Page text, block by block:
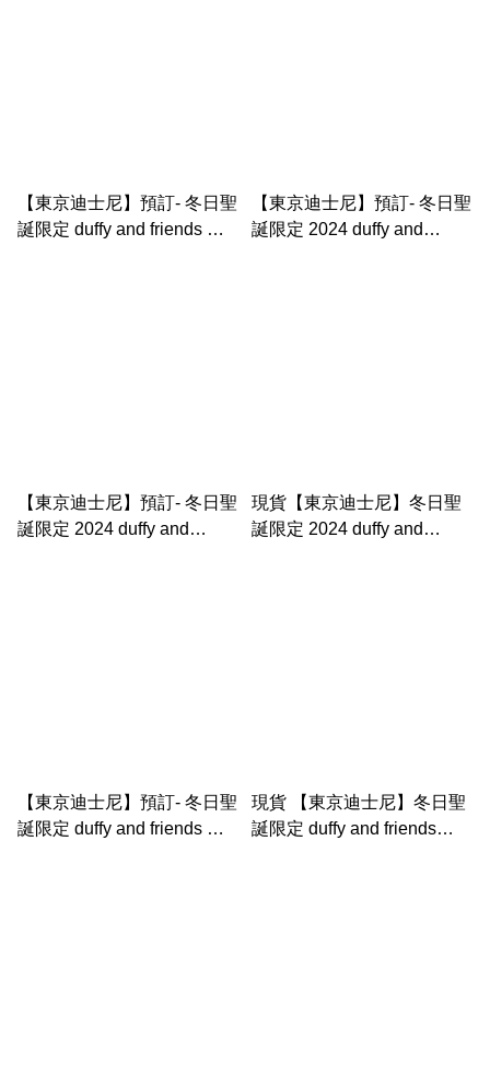
【東京迪士尼】預訂- 冬日聖
誕限定 duffy and friends 購
【東京迪士尼】預訂- 冬日聖
誕限定 2024 duffy and
【東京迪士尼】預訂- 冬日聖
誕限定 2024 duffy and
現貨【東京迪士尼】冬日聖
誕限定 2024 duffy and
【東京迪士尼】預訂- 冬日聖
誕限定 duffy and friends 筆
現貨 【東京迪士尼】冬日聖
誕限定 duffy and friends